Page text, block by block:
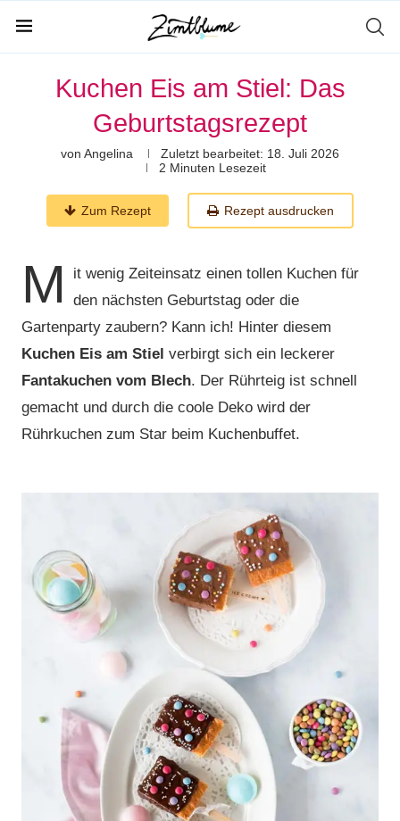
Kuchen Eis am Stiel: Das
Geburtstagsrezept
von Angelina Zuletzt bearbeitet: 18. Juli 2026
2 Minuten Lesezeit
Zum Rezept Rezept ausdrucken
M
it wenig Zeiteinsatz einen tollen Kuchen für
den nächsten Geburtstag oder die
Gartenparty zaubern? Kann ich! Hinter diesem
Kuchen Eis am Stiel verbirgt sich ein leckerer
Fantakuchen vom Blech. Der Rührteig ist schnell
gemacht und durch die coole Deko wird der
Rührkuchen zum Star beim Kuchenbuffet.